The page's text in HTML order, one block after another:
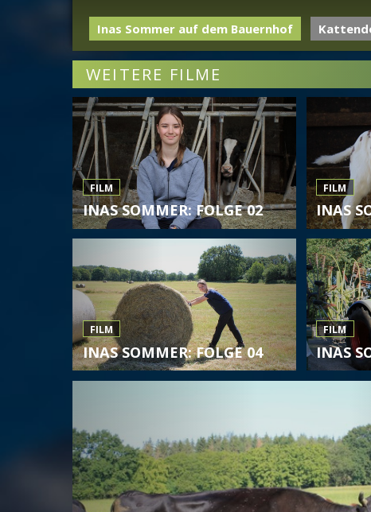
Inas Sommer auf dem Bauernhof
WEITERE FILME
FILM
INAS SOMMER: FOLGE 02
FILM
INAS
FILM
INAS SOMMER: FOLGE 04
FILM
INAS